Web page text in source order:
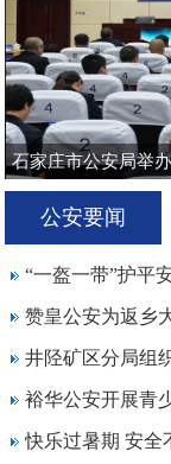
公安要闻
“一盔一带”护平
赞皇公安为返乡
井陉矿区分局组
裕华公安开展青
快乐过暑期 安全